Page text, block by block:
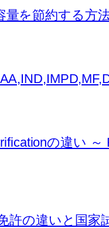
量を節約する方
の違い ～
許の違いと国家